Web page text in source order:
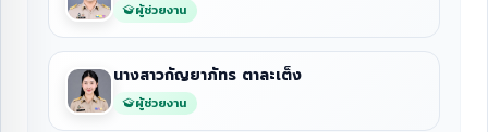
ผู้ช่วยงาน
นางสาวกัญยาภัทร ตาละเต็ง
ผู้ช่วยงาน